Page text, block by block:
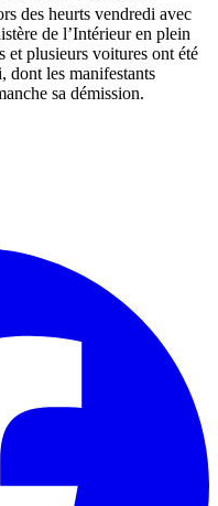
des heurts vendredi avec
de l’Intérieur en plein
et plusieurs voitures ont été
dont les manifestants
sa démission.